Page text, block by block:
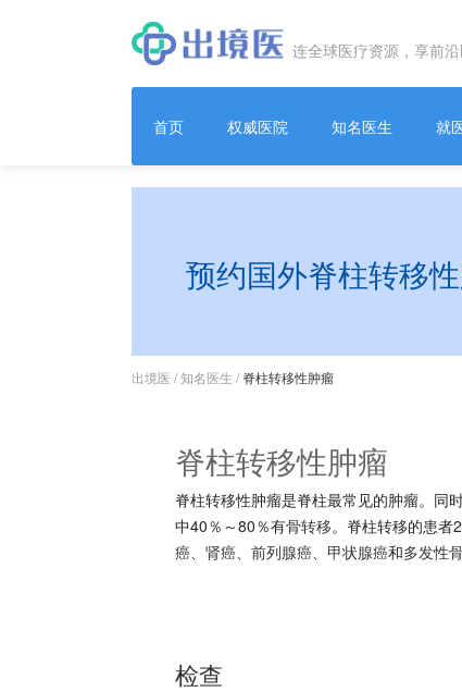
连全球医疗资源，享前
首页 权威医院 知名医生 就
预约国外脊柱转移
出境医 /知名医生 / 脊柱转移性肿瘤
脊柱转移性肿瘤
脊柱转移性肿瘤是脊柱最常见的肿瘤。同
中40％～80％有骨转移。脊柱转移的患者
癌、 肾癌、 前列腺癌、 甲状腺癌和多发性
检查